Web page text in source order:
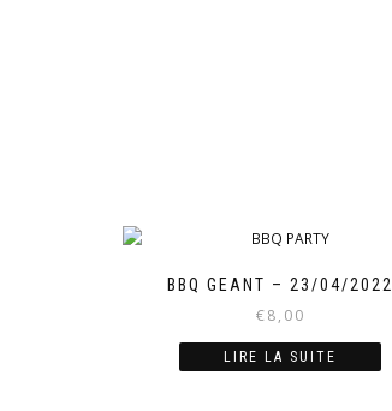
BBQ GEANT – 23/04/2022
€8,00
LIRE LA SUITE